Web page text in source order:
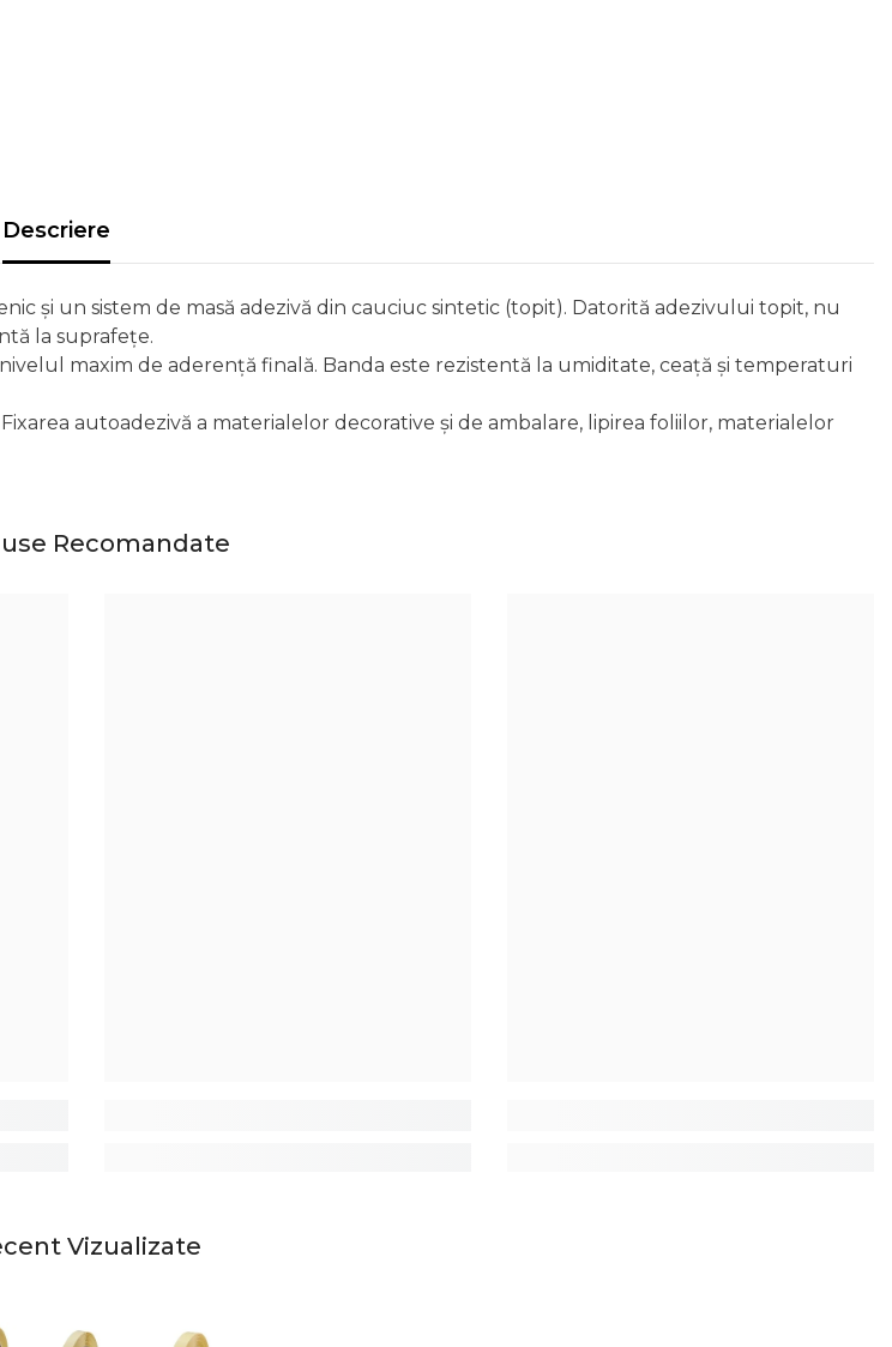
Descriere
și un sistem de masă adezivă din cauciuc sintetic (topit). Datorită adezivului topit, nu
la suprafețe.
maxim de aderență finală. Banda este rezistentă la umiditate, ceață și temperaturi
autoadezivă a materialelor decorative și de ambalare, lipirea foliilor, materialelor
Recomandate
Vizualizate